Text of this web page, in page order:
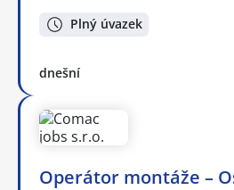
Plný úvazek
dnešní
Operátor montáže –